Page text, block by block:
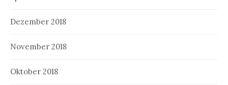
Dezember 2018
November 2018
Oktober 2018